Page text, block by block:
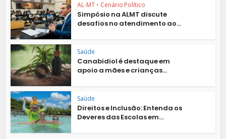
AL-MT • Cenário Político
Simpósio na ALMT discute
desafios no atendimento ao...
Saúde
Canabidiol é destaque em
apoio a mães e crianças...
Saúde
Direitos e Inclusão: Entenda os
Deveres das Escolas em...